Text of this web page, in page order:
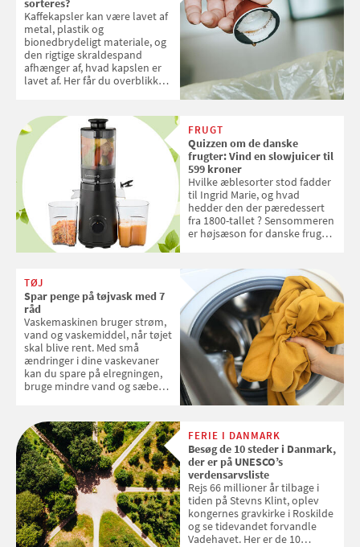
Kaffekapsler kan være lavet af
metal, plastik og
bionedbrydeligt materiale, og
den rigtige skraldespand
afhænger af, hvad kapslen er
lavet af. Her får du overblikket
FRUGT
Quizzen om de danske
frugter: Vind en slowjuicer til
599 kroner
Hvilke æblesorter stod fadder
til Ingrid Marie, og hvad
hedder den der pæredessert
fra 1800-tallet ? Sensommeren
er højsæson for danske fruger,
favoritter. Det fejrer Samvirke
med en quiz om alt det danske
frugt, vi elsker. Konkurrencen
slutter fredag d. 18. september
2026
TØJ
Spar penge på tøjvask med 7
råd
Vaskemaskinen bruger strøm,
vand og vaskemiddel, når tøjet
skal blive rent. Med små
ændringer i dine vaskevaner
kan du spare på elregningen,
bruge mindre vand og sæbe
enkle råd til at spare penge på
tøjvasken
FERIE I DANMARK
Besøg de 10 steder i Danmark,
der er på UNESCO’s
verdensarvsliste
Rejs 66 millioner år tilbage i
tiden på Stevns Klint, oplev
kongernes gravkirke i Roskilde
og se tidevandet forvandle
Vadehavet. Her er de 10